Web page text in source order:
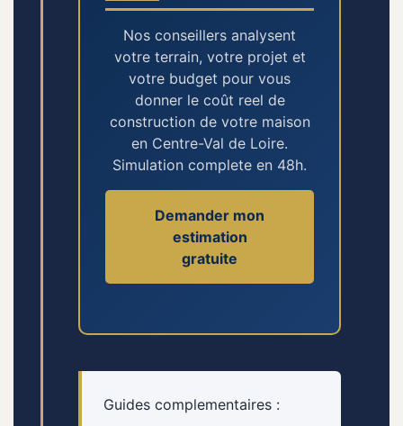
Nos conseillers analysent
votre terrain, votre projet et
votre budget pour vous
donner le coût reel de
construction de votre maison
en Centre-Val de Loire.
Simulation complete en 48h.
Demander mon
estimation
gratuite
Guides complementaires :